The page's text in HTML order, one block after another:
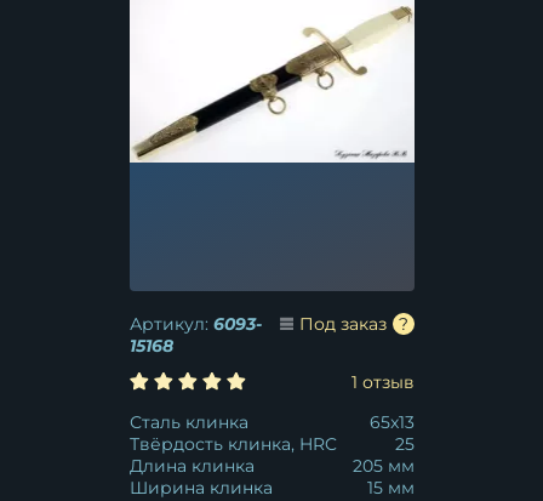
Артикул: 6093-
15168
Под заказ
1 отзыв
Сталь клинка
65x13
Твёрдость клинка, HRC
25
Длина клинка
205 мм
Ширина клинка
15 мм